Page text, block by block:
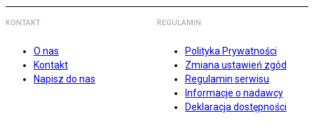
KONTAKT
O nas
Kontakt
Napisz do nas
REGULAMIN
Polityka Prywatności
Zmiana ustawień zgód
Regulamin serwisu
Informacje o nadawcy
Deklaracja dostępności